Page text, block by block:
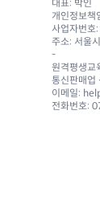
대표: 박인
개인정보책
사업자번
주소: 서울
-
원격평생교
통신판매
이메일:
전화번호: